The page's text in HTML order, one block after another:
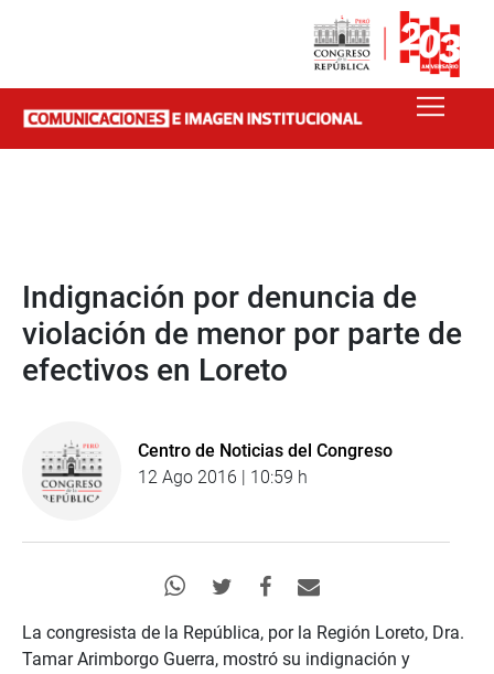
Indignación por denuncia de
violación de menor por parte de
efectivos en Loreto
Centro de Noticias del Congreso
12 Ago 2016 | 10:59 h
La congresista de la República, por la Región Loreto, Dra.
Tamar Arimborgo Guerra, mostró su indignación y